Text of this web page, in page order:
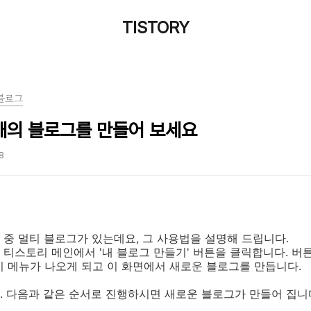
TISTORY
로그
블로그를 만들어 보세요
멀티 블로그가 있는데요, 그 사용법을 설명해 드립니다.
티스토리 메인에서 '내 블로그 만들기' 버튼을 클릭합니다. 버
메뉴가 나오게 되고 이 화면에서 새로운 블로그를 만듭니다.
다음과 같은 순서로 진행하시면 새로운 블로그가 만들어 집니